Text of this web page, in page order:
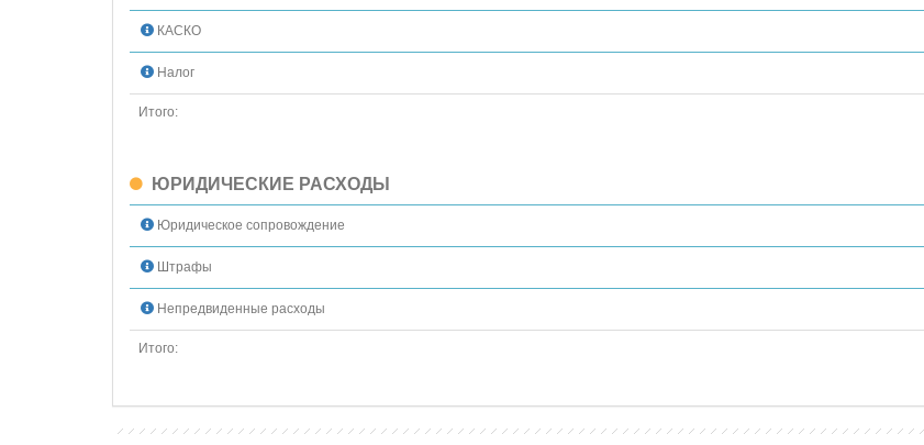
КАСКО
Налог
Итого:
ЮРИДИЧЕСКИЕ РАСХОДЫ
Юридическое сопровождение
Штрафы
Непредвиденные расходы
Итого: